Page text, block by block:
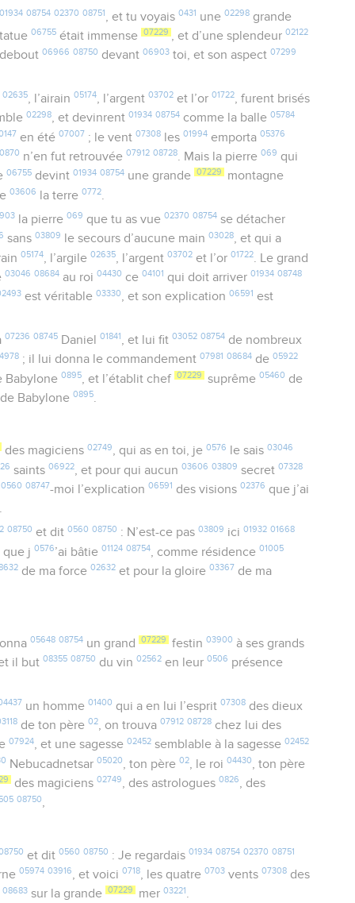
01934 08754 02370 08751 , et tu voyais 0431 une 02298grande
06755 était immense 07229 , et d’une splendeur02122
06966 08750 devant06903 toi, et son aspect07299
02635, l’airain 05174, l’argent 03702et l’or 01722, furent brisés
02298, et devinrent01934 08754 comme la balle05784
en été07007 ; le vent07308 les01994 emporta05376
0870 n’en fut retrouvée07912 08728. Mais la pierre069 qui
06755 devint01934 08754 une grande 07229 montagne
03606 la terre0772
la pierre 069 que tu as vue 02370 08754se détacher
sans03809 le secours d’aucune main03028, et qui a
05174 , l’argile02635 , l’argent03702 et l’or01722 . Le grand
03046 08684 au roi04430 ce04101 qui doit arriver01934 08748
est véritable03330, et son explication06591 est
07236 08745Daniel 01841 , et lui fit 03052 08754de nombreux
; il lui donna le commandement07981 08684 de05922
Babylone0895 , et l’établit chef 07229 suprême05460 de
de Babylone0895
des magiciens 02749, qui as en toi, je 0576 le sais 03046
saints06922 , et pour qui aucun03606 03809 secret07328
0560 08747-moi l’explication06591 des visions02376 que j’ai
.
08750 et dit 0560 08750 : N’est-ce pas 03809 ici 01932 01668
, que j0576’ai bâtie01124 08754 , comme résidence01005
de ma force02632 et pour la gloire03367 de ma
05648 08754un grand 07229 festin 03900 à ses grands
il but08355 08750 du vin02562 en leur0506 présence
un homme 01400 qui a en lui l’esprit 07308des dieux
de ton père02, on trouva07912 08728 chez lui des
07924, et une sagesse02452 semblable à la sagesse02452
Nebucadnetsar05020 , ton père02 , le roi04430 , ton père
des magiciens02749, des astrologues0826, des
08750,
et dit 0560 08750 : Je regardais 01934 08754 02370 08751
05974 03916, et voici0718, les quatre0703 vents07308 des
08683 sur la grande 07229 mer03221 .